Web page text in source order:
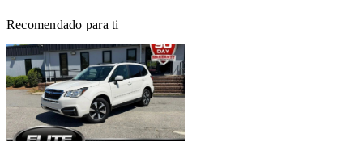
Recomendado para ti